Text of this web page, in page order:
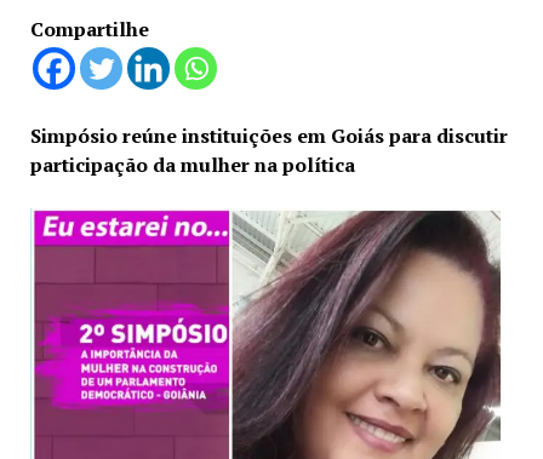
Compartilhe
Simpósio reúne instituições em Goiás para discutir
participação da mulher na política